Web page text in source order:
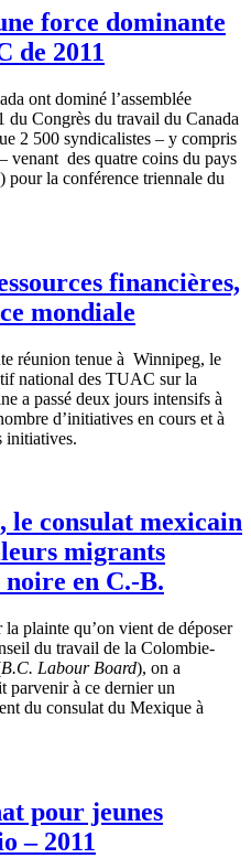
force dominante
de 2011
ont dominé l’assemblée
du Congrès du travail du Canada
2 500 syndicalistes – y compris
venant des quatre coins du pays
pour la conférence triennale du
financières,
mondiale
réunion tenue à Winnipeg, le
national des TUAC sur la
a passé deux jours intensifs à
d’initiatives en cours et à
initiatives.
le consulat mexicain
migrants
en C.-B.
la plainte qu’on vient de déposer
du travail de la Colombie-
B.C. Labour Board), on a
parvenir à ce dernier un
du consulat du Mexique à
pour jeunes
– 2011